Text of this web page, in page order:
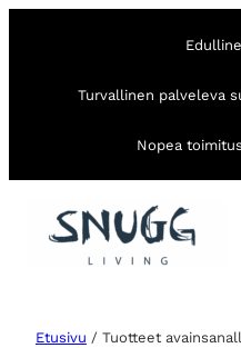
Turvallinen palveleva
Nopea
Etusivu / Tuotteet